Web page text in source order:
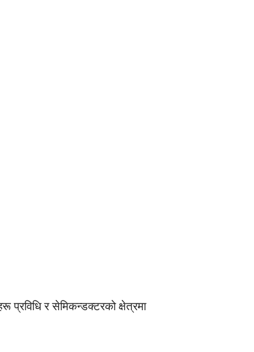
प्रविधि र सेमिकन्डक्टरको क्षेत्रमा